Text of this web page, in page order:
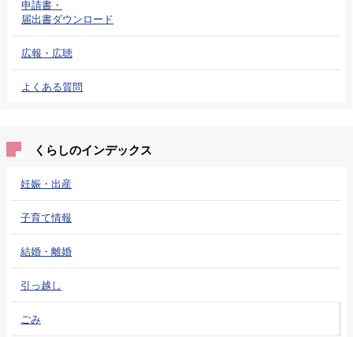
申請書・
届出書ダウンロード
広報・広聴
よくある質問
くらしのインデックス
妊娠・出産
子育て情報
結婚・離婚
引っ越し
ごみ